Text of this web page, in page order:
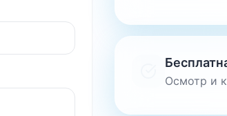
Осмотр и